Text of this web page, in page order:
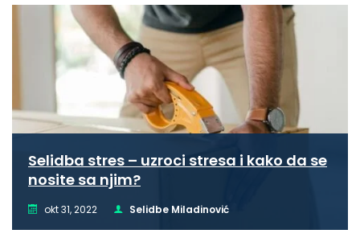
Selidba stres – uzroci stresa i kako da se
nosite sa njim?
okt 31, 2022 Selidbe Miladinović